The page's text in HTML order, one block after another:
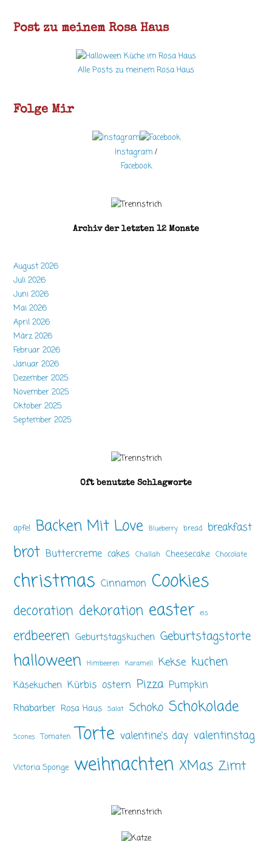
Post zu meinem Rosa Haus
Alle Posts zu meinem Rosa Haus
Folge Mir
Instagram /
Facebook
Archiv der letzten 12 Monate
August 2026
Juli 2026
Juni 2026
Mai 2026
April 2026
März 2026
Februar 2026
Januar 2026
Dezember 2025
November 2025
Oktober 2025
September 2025
Oft benutzte Schlagworte
apfel Backen Mit Love Blueberry bread breakfast
brot Buttercreme cakes Challah Cheesecake Chocolate
christmas Cinnamon Cookies
decoration dekoration easter eis
erdbeeren Geburtstagskuchen Geburtstagstorte
halloween Himbeeren Karamell Kekse kuchen
Käsekuchen Kürbis ostern Pizza Pumpkin
Rhabarber Rosa Haus Salat Schoko Schokolade
Scones Tomaten Torte valentine's day valentinstag
Victoria Sponge weihnachten XMas Zimt